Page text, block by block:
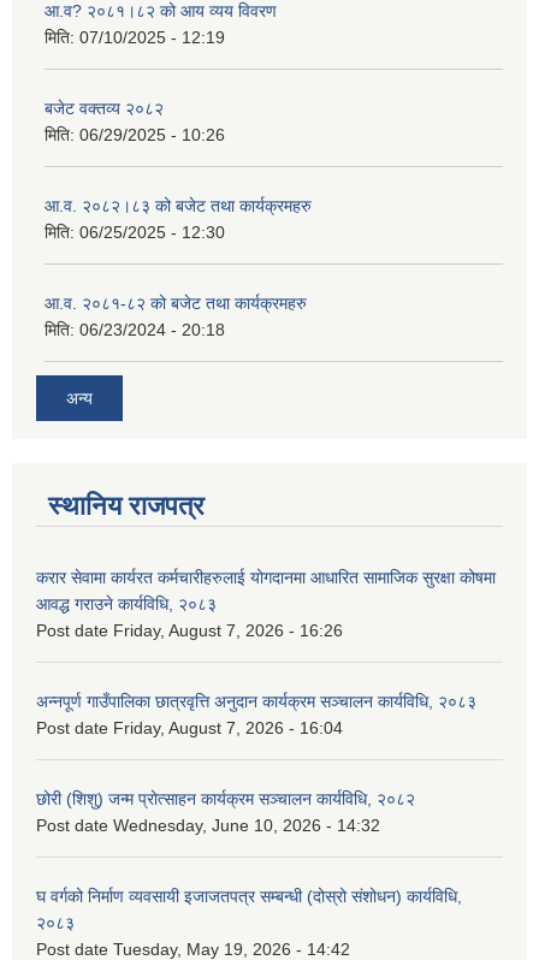
आ.व? २०८१।८२ को आय व्यय विवरण
मिति: 07/10/2025 - 12:19
बजेट वक्तव्य २०८२
मिति: 06/29/2025 - 10:26
आ.व. २०८२।८३ को बजेट तथा कार्यक्रमहरु
मिति: 06/25/2025 - 12:30
आ.व. २०८१-८२ को बजेट तथा कार्यक्रमहरु
मिति: 06/23/2024 - 20:18
अन्य
स्थानिय राजपत्र
करार सेवामा कार्यरत कर्मचारीहरुलाई योगदानमा आधारित सामाजिक सुरक्षा कोषमा
आवद्ध गराउने कार्यविधि, २०८३
Post date Friday, August 7, 2026 - 16:26
अन्नपूर्ण गाउँपालिका छात्रवृत्ति अनुदान कार्यक्रम सञ्चालन कार्यविधि, २०८३
Post date Friday, August 7, 2026 - 16:04
छोरी (शिशु) जन्म प्रोत्साहन कार्यक्रम सञ्चालन कार्यविधि, २०८२
Post date Wednesday, June 10, 2026 - 14:32
घ वर्गको निर्माण व्यवसायी इजाजतपत्र सम्बन्धी (दोस्रो संशोधन) कार्यविधि,
२०८३
Post date Tuesday, May 19, 2026 - 14:42